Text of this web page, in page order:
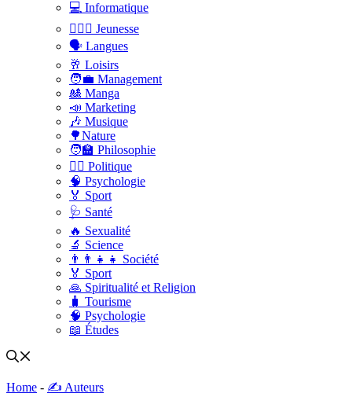
💻 Informatique
🤸🏽‍♀️ Jeunesse
🗣 Langues
🥂 Loisirs
🧑‍💼 Management
🎎 Manga
📣 Marketing
🎶 Musique
🌳Nature
🧑‍🏫 Philosophie
👨‍⚖️ Politique
🧠 Psychologie
🏅 Sport
🩺 Santé
🔥 Sexualité
🔬 Science
👨‍👨‍👧‍👧 Société
🏅 Sport
🙏 Spiritualité et Religion
🧳 Tourisme
🧠 Psychologie
📖 Études
Home - ✍️ Auteurs